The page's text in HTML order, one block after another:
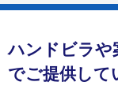
ハンドビラや
でご提供して